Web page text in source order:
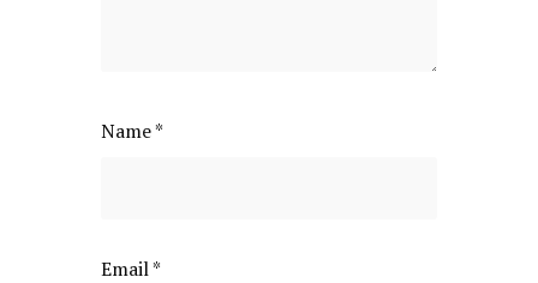
Name*
Email*